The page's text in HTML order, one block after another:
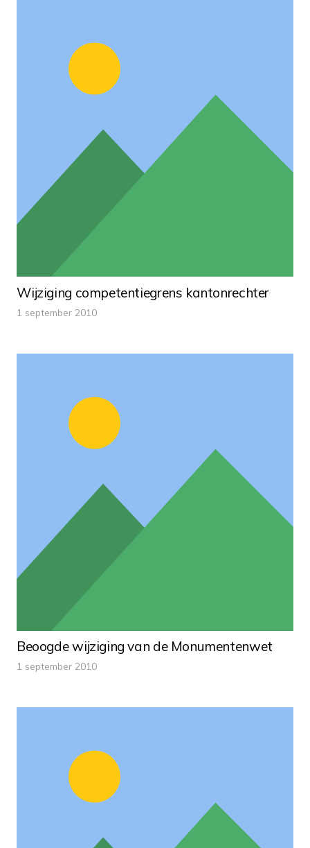
Wijziging competentiegrens kantonrechter
1 september 2010
Beoogde wijziging van de Monumentenwet
1 september 2010